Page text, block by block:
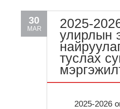
30
MAR
2025-
улирлын
туслах
2025-2026